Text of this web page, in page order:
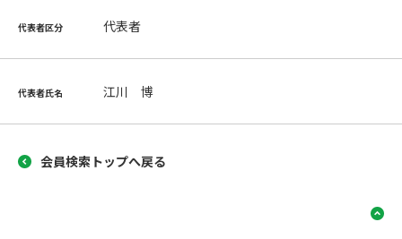
代表者区分 代表者
代表者氏名 江川 博
会員検索トップへ戻る